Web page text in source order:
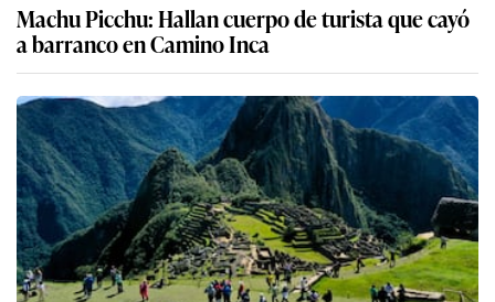
Machu Picchu: Hallan cuerpo de turista que cayó
a barranco en Camino Inca